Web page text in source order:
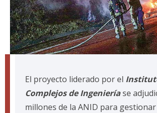
El proyecto liderado por el
Complejos de Ingenieríase
millones de la ANID para